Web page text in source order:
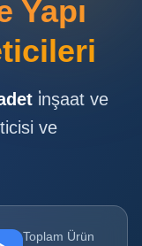
Yapı
i̇nşaat ve
ve
Toplam Ürün